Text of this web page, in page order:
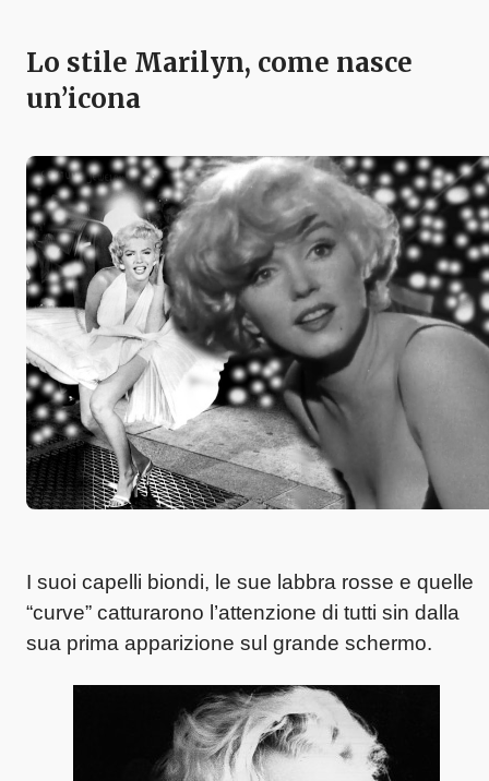
Lo stile Marilyn, come nasce
un’icona
I suoi capelli biondi, le sue labbra rosse e quelle
“curve” catturarono l’attenzione di tutti sin dalla
sua prima apparizione sul grande schermo.